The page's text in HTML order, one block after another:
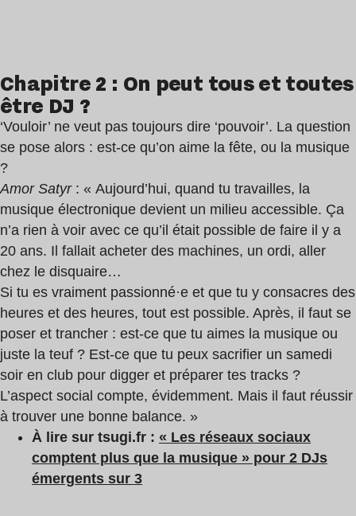
Chapitre 2 : On peut tous et toutes
être DJ ?
‘Vouloir’ ne veut pas toujours dire ‘pouvoir’. La question
se pose alors : est-ce qu’on aime la fête, ou la musique
?
Amor Satyr: « Aujourd’hui, quand tu travailles, la
musique électronique devient un milieu accessible. Ça
n’a rien à voir avec ce qu’il était possible de faire il y a
20 ans. Il fallait acheter des machines, un ordi, aller
chez le disquaire…
Si tu es vraiment passionné·e et que tu y consacres des
heures et des heures, tout est possible. Après, il faut se
poser et trancher : est-ce que tu aimes la musique ou
juste la teuf ? Est-ce que tu peux sacrifier un samedi
soir en club pour digger et préparer tes tracks ?
L’aspect social compte, évidemment. Mais il faut réussir
à trouver une bonne balance. »
À lire sur tsugi.fr : « Les réseaux sociaux
comptent plus que la musique » pour 2 DJs
émergents sur 3